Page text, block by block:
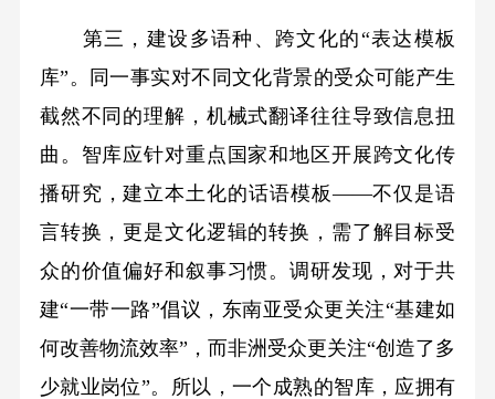
第三，建设多语种、跨文化的“表达模板
库”。同一事实对不同文化背景的受众可能产生
截然不同的理解，机械式翻译往往导致信息扭
曲。智库应针对重点国家和地区开展跨文化传
播研究，建立本土化的话语模板——不仅是语
言转换，更是文化逻辑的转换，需了解目标受
众的价值偏好和叙事习惯。调研发现，对于共
建“一带一路”倡议，东南亚受众更关注“基建如
何改善物流效率”，而非洲受众更关注“创造了多
少就业岗位”。所以，一个成熟的智库，应拥有